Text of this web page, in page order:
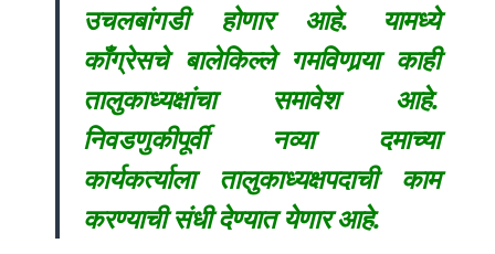
उचलबांगडी होणार आहे. यामध्ये
काँग्रेसचे बालेकिल्ले गमविणार्‍या काही
तालुकाध्यक्षांचा समावेश आहे.
निवडणुकीपूर्वी नव्या दमाच्या
कार्यकर्त्याला तालुकाध्यक्षपदाची काम
करण्याची संधी देण्यात येणार आहे.